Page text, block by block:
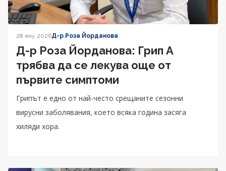
28 яну 2026Д-р Роза Йорданова
Д-р Роза Йорданова: Грип А
трябва да се лекува още от
първите симптоми
Грипът е едно от най-често срещаните сезонни
вирусни заболявания, което всяка година засяга
хиляди хора.